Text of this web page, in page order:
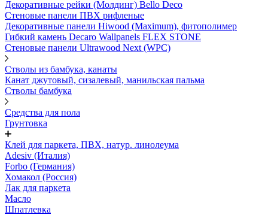
Декоративные рейки (Молдинг) Bello Deco
Стеновые панели ПВХ рифленые
Декоративные панели Hiwood (Maximum), фитополимер
Гибкий камень Decaro Wallpanels FLEX STONE
Стеновые панели Ultrawood Next (WPC)
Стволы из бамбука, канаты
Канат джутовый, сизалевый, манильская пальма
Стволы бамбука
Средства для пола
Грунтовка
Клей для паркета, ПВХ, натур. линолеума
Adesiv (Италия)
Forbo (Германия)
Хомакол (Россия)
Лак для паркета
Масло
Шпатлевка